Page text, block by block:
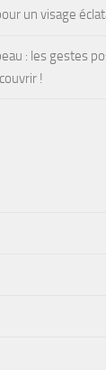
un visage
: les gestes
!